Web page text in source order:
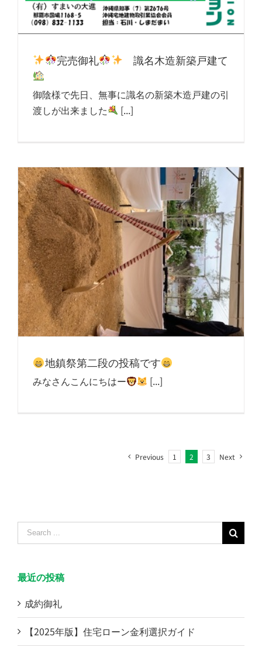
完売御礼 識名木造新築戸建て
御陰様で先日、無事に識名の新築木造戸建の引
渡しが出来ました
[...]
地鎮祭第二段の投稿です
みなさんこんにちはー ‍ [...]
Previous 1 2 3 Next
Search
for:
最近の投稿
成約御礼
【2025年版】住宅ローン金利選択ガイド